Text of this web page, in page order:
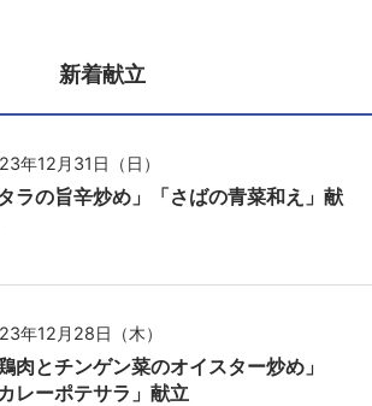
新着献立
年12月31日（日）
タラの旨辛炒め」「さばの青菜和え」献
年12月28日（木）
鶏肉とチンゲン菜のオイスター炒め」
カレーポテサラ」献立